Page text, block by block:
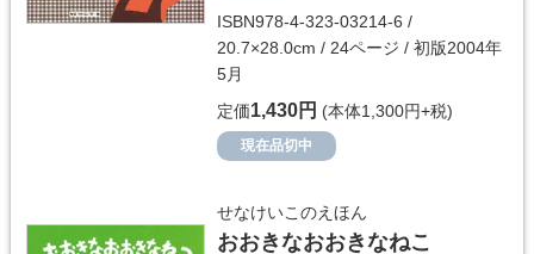
ISBN978-4-323-03214-6 /
20.7×28.0cm / 24ページ / 初版2004年
5月
定価1,430円 (本体1,300円+税)
現在品切中
せなけいこのえほん
おおきなおおきなねこ